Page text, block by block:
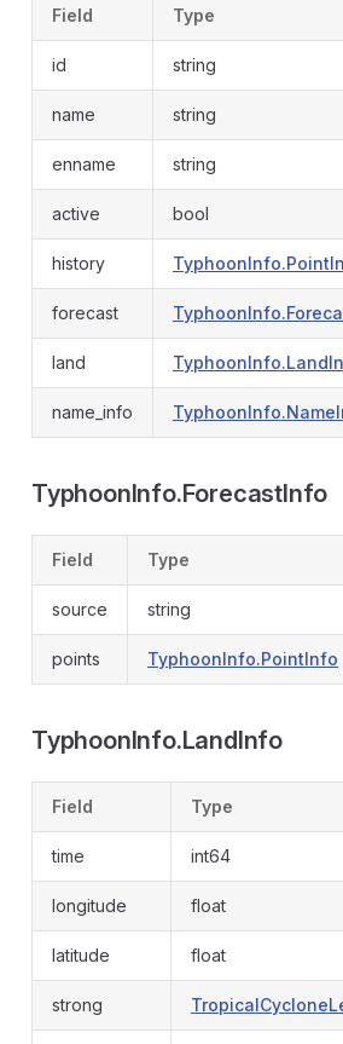
Field Type
id string
name string
enname string
active bool
history
forecast
land
name_info
TyphoonInfo.ForecastInfo
Field Type
source string
points TyphoonInfo.PointInfo
TyphoonInfo.LandInfo
Field Type
time int64
longitude float
latitude float
strong